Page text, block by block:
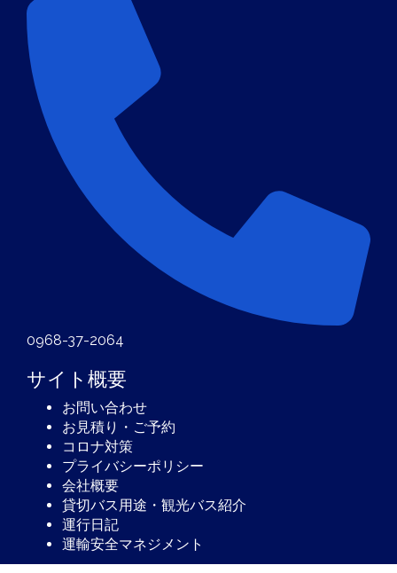
0968-37-2064
サイト概要
お問い合わせ
お見積り・ご予約
コロナ対策
プライバシーポリシー
会社概要
貸切バス用途・観光バス紹介
運行日記
運輸安全マネジメント